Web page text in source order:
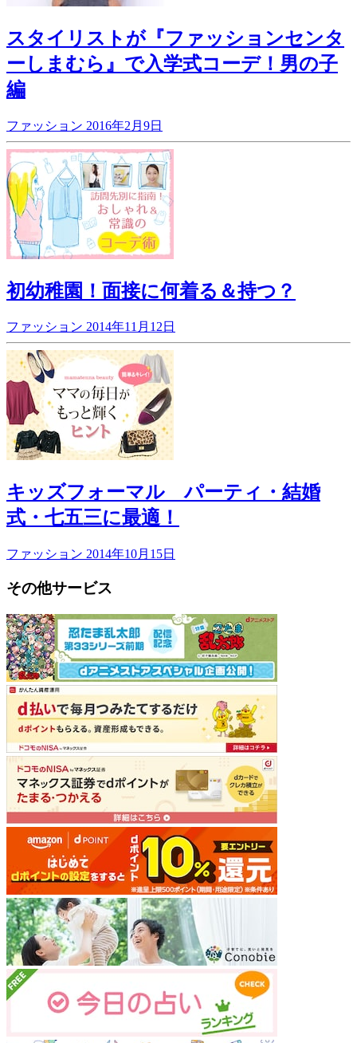
スタイリストが『ファッションセンタ
ーしまむら』で入学式コーデ！男の子
編
ファッション 2016年2月9日
初幼稚園！面接に何着る＆持つ？
ファッション 2014年11月12日
キッズフォーマル パーティ・結婚
式・七五三に最適！
ファッション 2014年10月15日
その他サービス